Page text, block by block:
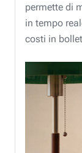
permette di
in tempo
costi in